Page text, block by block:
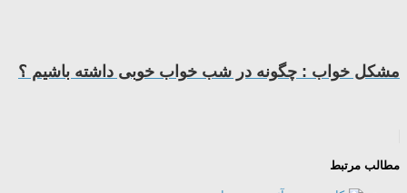
مشکل خواب : چگونه در شب خواب خوبی داشته باشیم ؟
مطالب مرتبط